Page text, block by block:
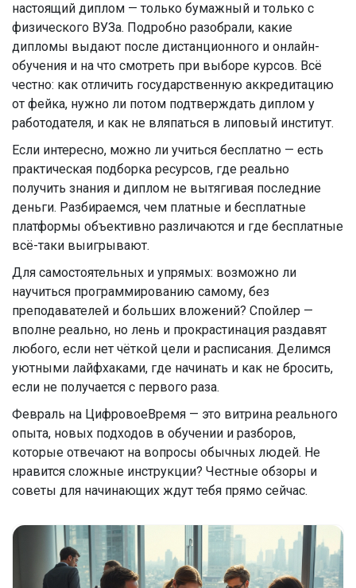
настоящий диплом — только бумажный и только с
физического ВУЗа. Подробно разобрали, какие
дипломы выдают после дистанционного и онлайн-
обучения и на что смотреть при выборе курсов. Всё
честно: как отличить государственную аккредитацию
от фейка, нужно ли потом подтверждать диплом у
работодателя, и как не вляпаться в липовый институт.
Если интересно, можно ли учиться бесплатно — есть
практическая подборка ресурсов, где реально
получить знания и диплом не вытягивая последние
деньги. Разбираемся, чем платные и бесплатные
платформы объективно различаются и где бесплатные
всё-таки выигрывают.
Для самостоятельных и упрямых: возможно ли
научиться программированию самому, без
преподавателей и больших вложений? Спойлер —
вполне реально, но лень и прокрастинация раздавят
любого, если нет чёткой цели и расписания. Делимся
уютными лайфхаками, где начинать и как не бросить,
если не получается с первого раза.
Февраль на ЦифровоеВремя — это витрина реального
опыта, новых подходов в обучении и разборов,
которые отвечают на вопросы обычных людей. Не
нравится сложные инструкции? Честные обзоры и
советы для начинающих ждут тебя прямо сейчас.